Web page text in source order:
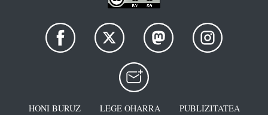
HONI BURUZ LEGE OHARRA
PUBLIZITATEA